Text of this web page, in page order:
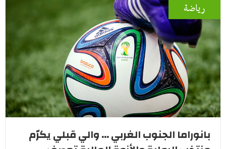
رياضة
بانوراما الجنوب الغربي ... والي قبلي يكرّم